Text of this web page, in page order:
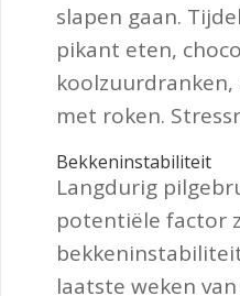
slapen gaan.
pikant eten,
met roken.
Bekkeninstabiliteit
Langdurig
potentiële factor
laatste weken